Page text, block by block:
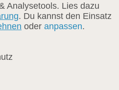
Analysetools. Lies dazu
. Du kannst den Einsatz
oder anpassen.